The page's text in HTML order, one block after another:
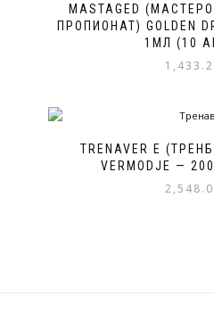
MASTAGED
ПРОПИОНАТ) GOLDEN
1МЛ (10
TRENAVER E
VERMODJE —